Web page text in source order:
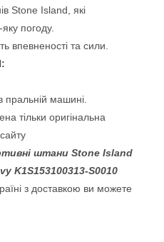
Stone Island, які
погоду.
впевненості та сили.
машині.
тільки оригінальна
штани Stone Island
K1S153100313-S0010
з доставкою ви можете